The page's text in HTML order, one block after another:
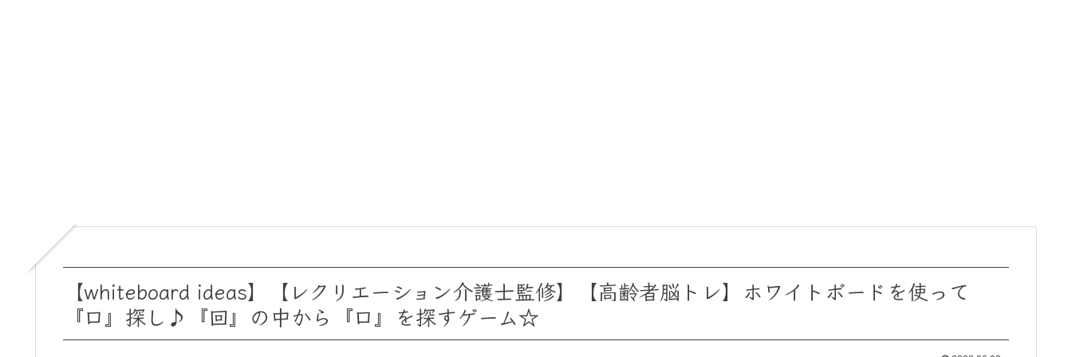
【whiteboard ideas】【レクリエーション介護士監修】【高齢者脳トレ】ホワイトボードを使って
『口』探し♪『回』の中から『口』を探すゲーム☆